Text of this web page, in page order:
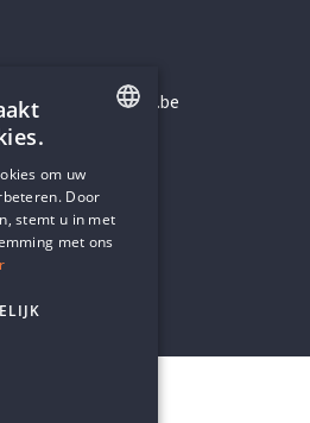
DUTCH
om uw
Door
stemt u in met
met ons